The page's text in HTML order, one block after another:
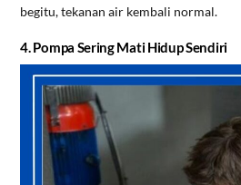
begitu, tekanan air kembali normal.
4. Pompa Sering Mati Hidup Sendiri